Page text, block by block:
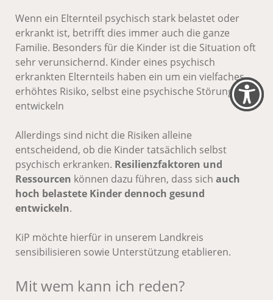
Wenn ein Elternteil psychisch stark belastet oder
erkrankt ist, betrifft dies immer auch die ganze
Familie. Besonders für die Kinder ist die Situation oft
sehr verunsichernd. Kinder eines psychisch
erkrankten Elternteils haben ein um ein vielfaches
erhöhtes Risiko, selbst eine psychische Störung zu
entwickeln
Allerdings sind nicht die Risiken alleine
entscheidend, ob die Kinder tatsächlich selbst
psychisch erkranken. Resilienzfaktoren und
Ressourcen können dazu führen, dass sich auch
hoch belastete Kinder dennoch gesund
entwickeln.
KiP möchte hierfür in unserem Landkreis
sensibilisieren sowie Unterstützung etablieren.
Mit wem kann ich reden?